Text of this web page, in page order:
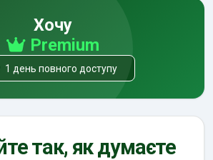
Хочу
Premium
1 день повного доступу
так, як думаєте